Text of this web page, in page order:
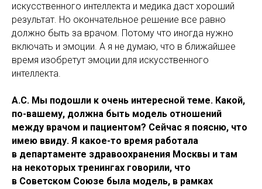
искусственного интеллекта и медика даст хороший
результат. Но окончательное решение все равно
должно быть за врачом. Потому что иногда нужно
включать и эмоции. А я не думаю, что в ближайшее
время изобретут эмоции для искусственного
интеллекта.
А.С. Мы подошли к очень интересной теме. Какой,
по-вашему, должна быть модель отношений
между врачом и пациентом? Сейчас я поясню, что
имею ввиду. Я какое-то время работала
в департаменте здравоохранения Москвы и там
на некоторых тренингах говорили, что
в Советском Союзе была модель, в рамках